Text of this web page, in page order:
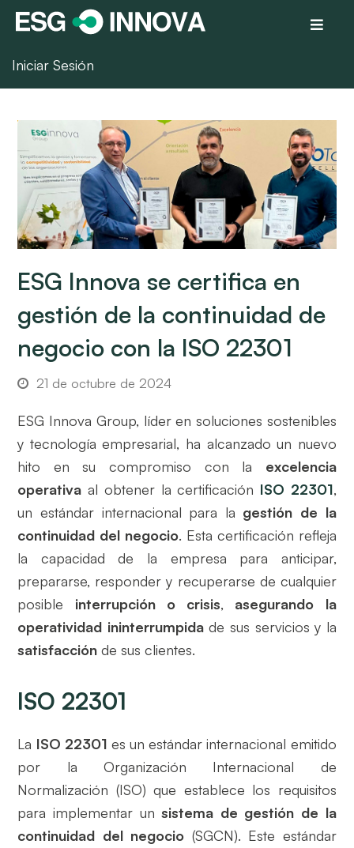
Iniciar Sesión
ESG Innova se certifica en
gestión de la continuidad de
negocio con la ISO 22301
21 de octubre de 2024
ESG Innova Group, líder en soluciones sostenibles
y tecnología empresarial, ha alcanzado un nuevo
hito en su compromiso con la excelencia
operativa al obtener la certificación ISO 22301,
un estándar internacional para la gestión de la
continuidad del negocio. Esta certificación refleja
la capacidad de la empresa para anticipar,
prepararse, responder y recuperarse de cualquier
posible interrupción o crisis, asegurando la
operatividad ininterrumpidade sus servicios y la
satisfacción de sus clientes.
ISO 22301
La ISO 22301 es un estándar internacional emitido
por la Organización Internacional de
Normalización (ISO) que establece los requisitos
para implementar unsistema de gestión de la
continuidad del negocio (SGCN). Este estándar